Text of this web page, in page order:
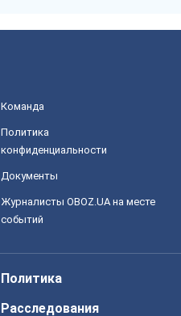
Команда
Политика
конфиденциальности
Документы
Журналисты OBOZ.UA на месте
событий
Политика
Расследования